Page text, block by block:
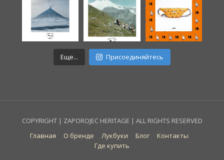
Еще... Присоединяйтесь
COPYRIGHT | ZAPOROJEC HERITAGE | ALL RIGHTS RESERVED
Главная
О бренде Лукбуки Блог
Контакты
Где купить